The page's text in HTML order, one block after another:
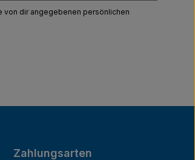
von dir angegebenen persönlichen
Zahlungsarten